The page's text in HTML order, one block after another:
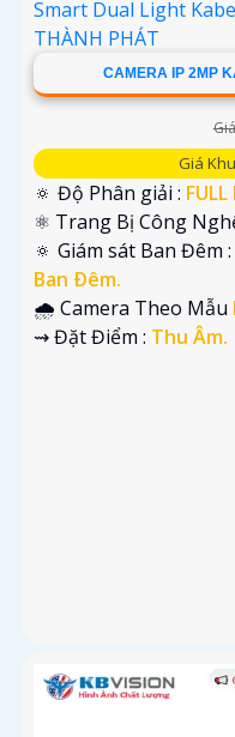
CAMERA IP 2MP
Giá
🔅 Độ Phân giải :
⚛️ Trang Bị Công
🔅 Giám sát Ban Đêm :
Ban Ðêm.
🌧️ Camera Theo Mẫu
️⇝ Đặt Điểm : Thu Âm.